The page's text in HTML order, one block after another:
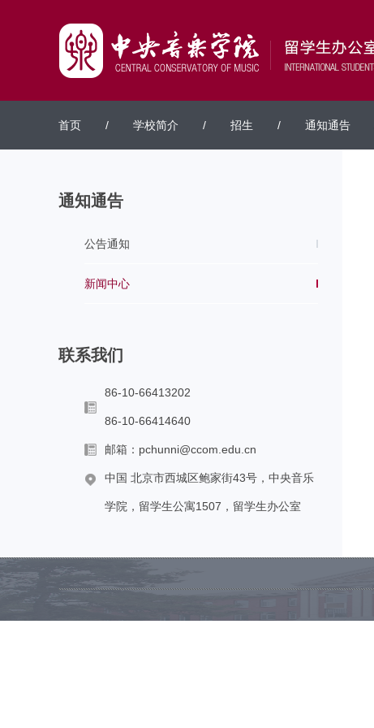
首页 / 学校简介 / 招生 / 通知通告
通知通告
公告通知
新闻中心
联系我们
86-10-66413202
86-10-66414640
邮箱：pchunni@ccom.edu.cn
中国 北京市西城区鲍家街43号，中央音乐
学院，留学生公寓1507，留学生办公室